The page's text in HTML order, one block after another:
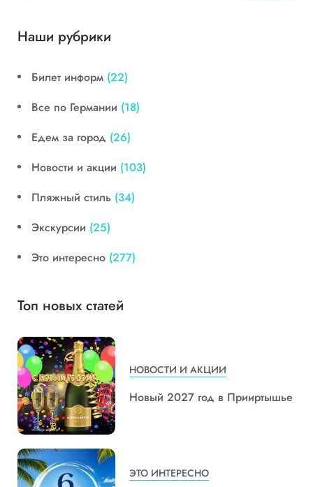
Наши рубрики
Билет информ (22)
Все по Германии (18)
Едем за город (26)
Новости и акции (103)
Пляжный стиль (34)
Экскурсии (25)
Это интересно (277)
Топ новых статей
НОВОСТИ И АКЦИИ
Новый 2027 год в Прииртышье
ЭТО ИНТЕРЕСНО